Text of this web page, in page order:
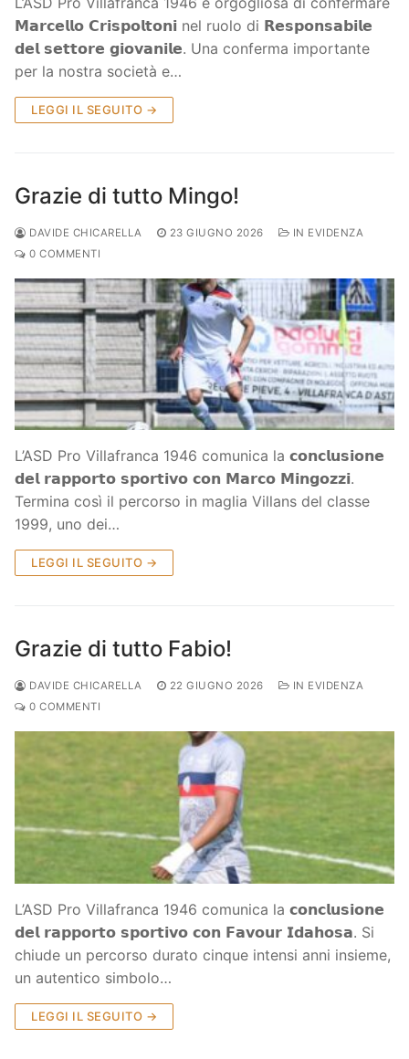
𝗠𝗮𝗿𝗰𝗲𝗹𝗹𝗼 𝗖𝗿𝗶𝘀𝗽𝗼𝗹𝘁𝗼𝗻𝗶 nel ruolo di 𝗥𝗲𝘀𝗽𝗼𝗻𝘀𝗮𝗯𝗶𝗹𝗲
𝗱𝗲𝗹 𝘀𝗲𝘁𝘁𝗼𝗿𝗲 𝗴𝗶𝗼𝘃𝗮𝗻𝗶𝗹𝗲. Una conferma importante
per la nostra società e…
LEGGI IL SEGUITO →
Grazie di tutto Mingo!
DAVIDE CHICARELLA 23 GIUGNO 2026
IN EVIDENZA
0 COMMENTI
L’ASD Pro Villafranca 1946 comunica la 𝗰𝗼𝗻𝗰𝗹𝘂𝘀𝗶𝗼𝗻𝗲
𝗱𝗲𝗹 𝗿𝗮𝗽𝗽𝗼𝗿𝘁𝗼 𝘀𝗽𝗼𝗿𝘁𝗶𝘃𝗼 𝗰𝗼𝗻 𝗠𝗮𝗿𝗰𝗼 𝗠𝗶𝗻𝗴𝗼𝘇𝘇𝗶.
Termina così il percorso in maglia Villans del classe
1999, uno dei…
LEGGI IL SEGUITO →
Grazie di tutto Fabio!
DAVIDE CHICARELLA 22 GIUGNO 2026
IN EVIDENZA
0 COMMENTI
L’ASD Pro Villafranca 1946 comunica la 𝗰𝗼𝗻𝗰𝗹𝘂𝘀𝗶𝗼𝗻𝗲
𝗱𝗲𝗹 𝗿𝗮𝗽𝗽𝗼𝗿𝘁𝗼 𝘀𝗽𝗼𝗿𝘁𝗶𝘃𝗼 𝗰𝗼𝗻 𝗙𝗮𝘃𝗼𝘂𝗿 𝗜𝗱𝗮𝗵𝗼𝘀𝗮. Si
chiude un percorso durato cinque intensi anni insieme,
un autentico simbolo…
LEGGI IL SEGUITO →